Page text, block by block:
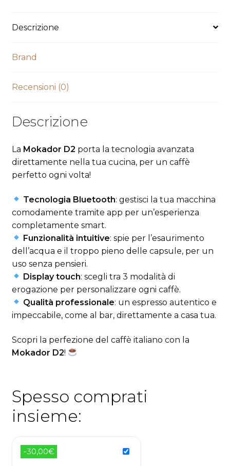
Descrizione
Brand
Recensioni (0)
Descrizione
La Mokador D2 porta la tecnologia avanzata
direttamente nella tua cucina, per un caffè
perfetto ogni volta!
Tecnologia Bluetooth: gestisci la tua macchina
comodamente tramite app per un’esperienza
completamente smart.
Funzionalità intuitive: spie per l’esaurimento
dell’acqua e il troppo pieno delle capsule, per un
uso senza pensieri.
Display touch: scegli tra 3 modalità di
erogazione per personalizzare ogni caffè.
Qualità professionale: un espresso autentico e
impeccabile, come al bar, direttamente a casa tua.
Scopri la perfezione del caffè italiano con la
Mokador D2!
Spesso comprati
insieme:
-30,00€